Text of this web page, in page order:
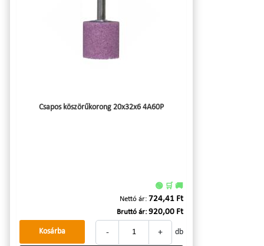
Csapos köszörűkorong 20x32x6 4A60P
🟢 🛒 🚚
Nettó ár: 724,41 Ft
Bruttó ár: 920,00 Ft
- + db
Kosárba